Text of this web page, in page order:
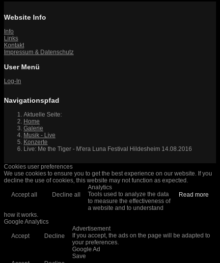
Website Info
Info
Links
Kontakt
Impressum & Datenschutz
User Menü
Log-In
Navigationspfad
Aktuelle Seite:
Home
Galerie
Musik - Live
Konzerte
Live: Me the Tiger - M'era Luna Festival Hildesheim 14.08.2016
Cookies user preferences
We use cookies to ensure you to get the best experience on our website. If you
decline the use of cookies, this website may not function as expected.
Accept all Decline all Read more
Analytics
Tools used to analyze the data
to measure the effectiveness of
a website and to understand
how it works.
Google Analytics
Accept Decline
Advertisement
If you accept, the ads on the page will be adapted to
your preferences.
Google Ad
Save